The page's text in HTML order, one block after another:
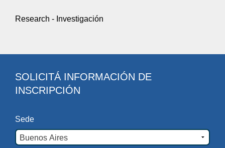
Research - Investigación
SOLICITÁ INFORMACIÓN DE
INSCRIPCIÓN
Sede